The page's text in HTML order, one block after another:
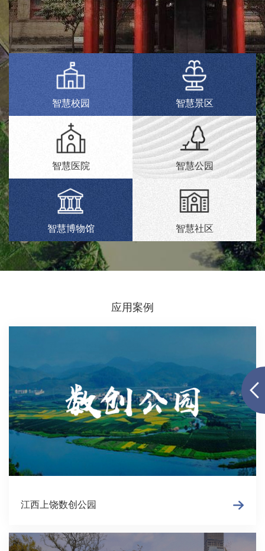
智慧校园 智慧景区
智慧医院 智慧公园
智慧博物馆 智慧社区
应用案例
江西上饶数创公园